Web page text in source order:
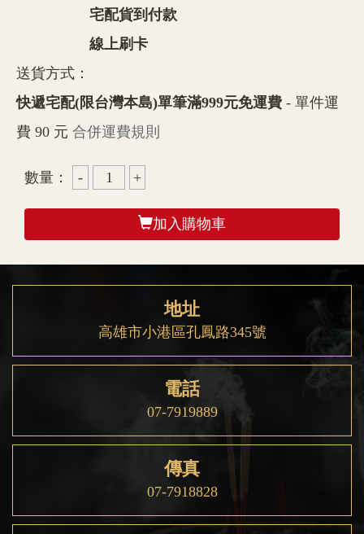
宅配貨到付款
線上刷卡
送貨方式：
快遞宅配(限台灣本島)單筆滿999元免運費 - 單件運
費 90 元 合併運費規則
數量：
加入購物車
地址
高雄市小港區孔鳳路345號
電話
07-7919889
傳真
07-7918828